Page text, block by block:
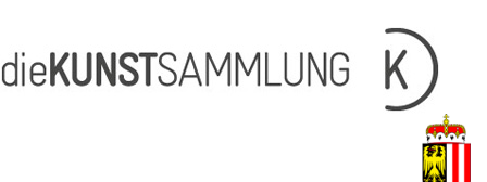
[1]
[2]
Links
[3]
mit
Kontaktdaten